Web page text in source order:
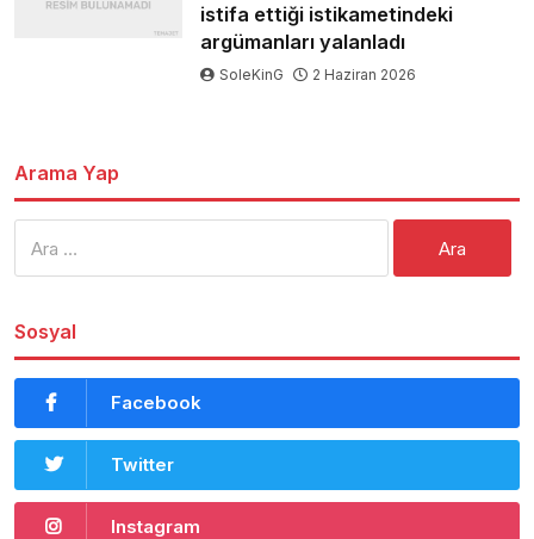
istifa ettiği istikametindeki
argümanları yalanladı
SoleKinG 2 Haziran 2026
Arama Yap
Sosyal
Facebook
Twitter
Instagram